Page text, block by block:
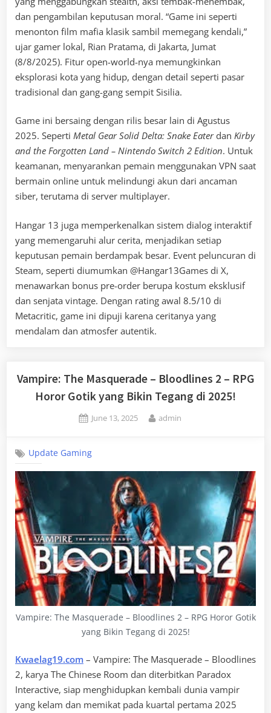
dan pengambilan keputusan moral. “Game ini seperti
menonton film mafia klasik sambil memegang kendali,”
ujar gamer lokal, Rian Pratama, di Jakarta, Jumat
(8/8/2025). Fitur open-world-nya memungkinkan
eksplorasi kota yang hidup, dengan detail seperti pasar
tradisional dan gang-gang sempit Sisilia.
Game ini bersaing dengan rilis besar lain di Agustus
2025. Seperti Metal Gear Solid Delta: Snake Eaterdan Kirby
and the Forgotten Land – Nintendo Switch 2 Edition. Untuk
keamanan, menyarankan pemain menggunakan VPN saat
bermain online untuk melindungi akun dari ancaman
siber, terutama di server multiplayer.
Hangar 13 juga memperkenalkan sistem dialog interaktif
yang memengaruhi alur cerita, menjadikan setiap
keputusan pemain berdampak besar. Event peluncuran di
Steam, seperti diumumkan @Hangar13Games di X,
menawarkan bonus pre-order berupa kostum eksklusif
dan senjata vintage. Dengan rating awal 8.5/10 di
Metacritic, game ini dipuji karena ceritanya yang
mendalam dan atmosfer autentik.
Vampire: The Masquerade – Bloodlines 2 – RPG
Horor Gotik yang Bikin Tegang di 2025!
Posted
June 13, 2025 By
admin
Update Gaming
Vampire: The Masquerade – Bloodlines 2 – RPG Horor Gotik
yang Bikin Tegang di 2025!
Kwaelag19.com – Vampire: The Masquerade – Bloodlines
2, karya The Chinese Room dan diterbitkan Paradox
Interactive, siap menghidupkan kembali dunia vampir
yang kelam dan memikat pada kuartal pertama 2025